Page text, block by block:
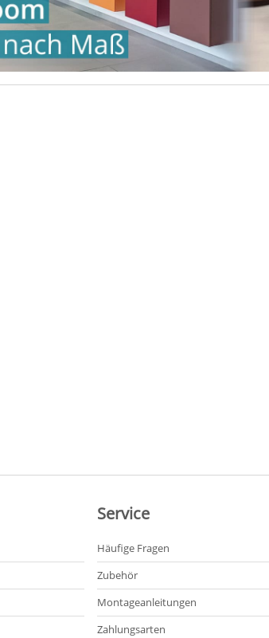
Service
Häufige Fragen
Zubehör
Montageanleitungen
Zahlungsarten